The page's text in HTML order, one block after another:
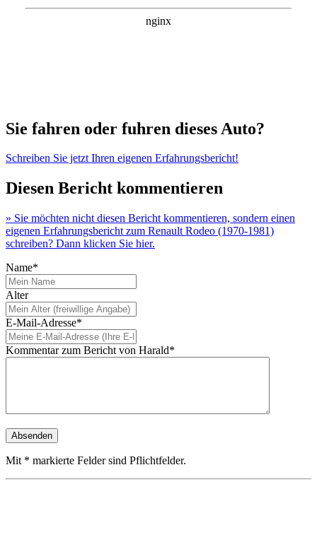
Sie fahren oder fuhren dieses Auto?
Schreiben Sie jetzt Ihren eigenen Erfahrungsbericht!
Diesen Bericht kommentieren
» Sie möchten nicht diesen Bericht kommentieren, sondern einen
eigenen Erfahrungsbericht zum Renault Rodeo (1970-1981)
schreiben? Dann klicken Sie hier.
Name*
Alter
E-Mail-Adresse*
Kommentar zum Bericht von Harald*
Mit * markierte Felder sind Pflichtfelder.